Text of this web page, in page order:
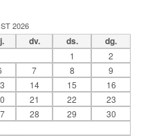
2026
dv. ds. dg.
1
2
7 8
9
14 15
16
21 22
23
28 29
30